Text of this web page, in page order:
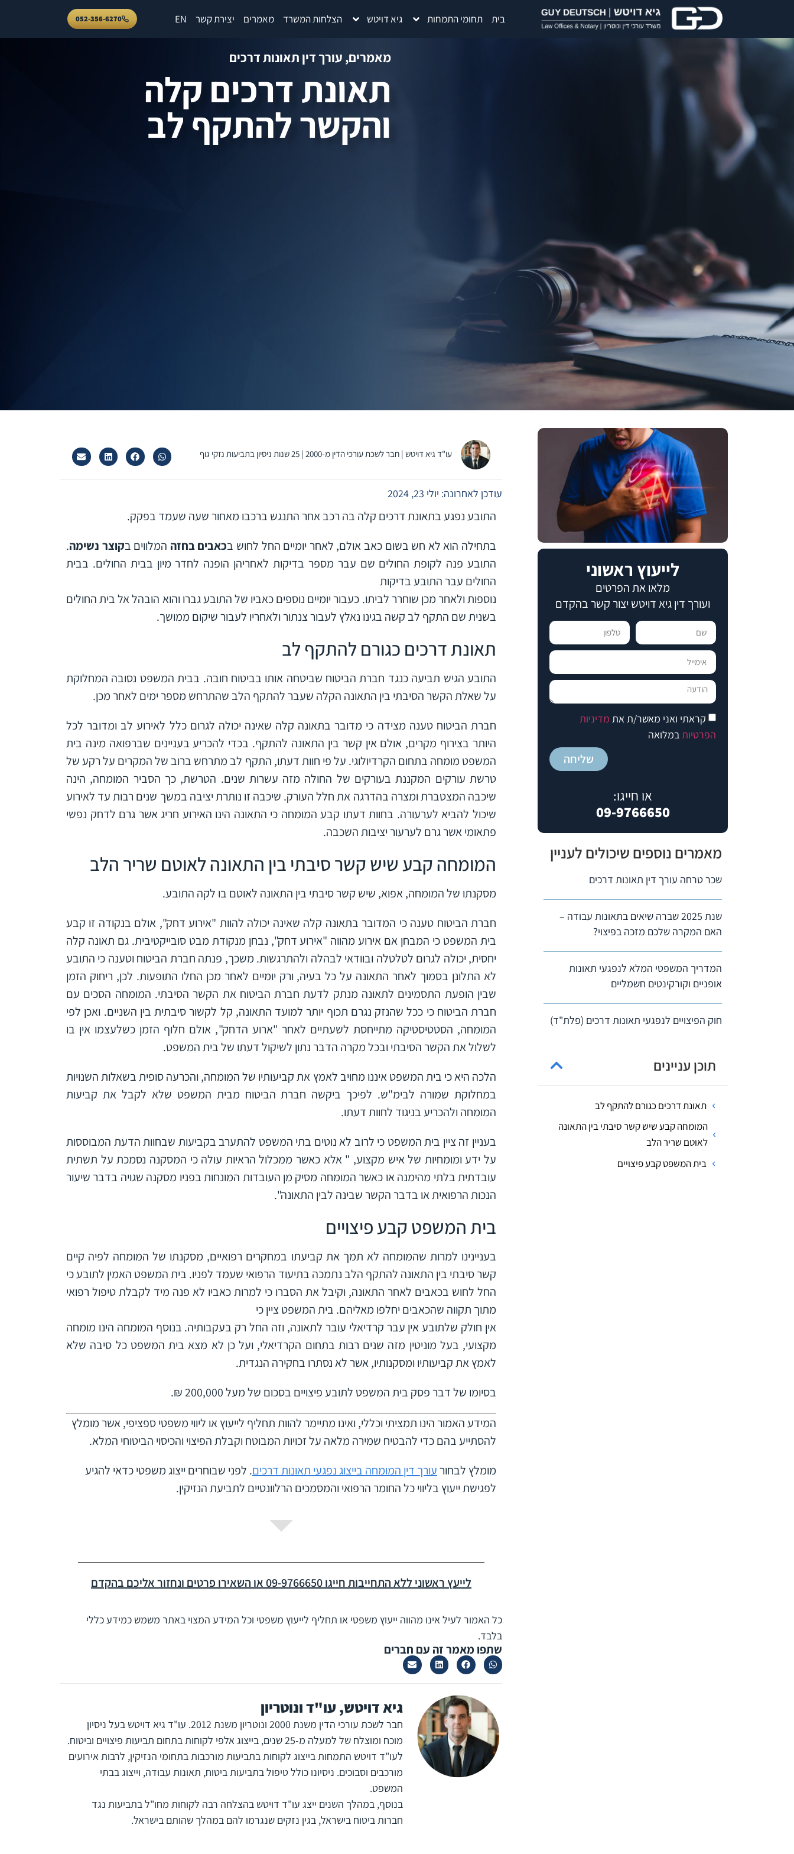
בית תחומי התמחות גיא דויטש הצלחות המשרד מאמרים יצירת קשר EN
052-356-6270
מאמרים, עורך דין תאונות דרכים
תאונת דרכים קלה
והקשר להתקף לב
עו"ד גיא דויטש | חבר לשכת עורכי הדין מ-2000 | 25 שנות ניסיון בתביעות נזקי גוף
עודכן לאחרונה: יולי 23, 2024
התובע נפגע בתאונת דרכים קלה בה רכב אחר התנגש ברכבו מאחור שעה שעמד בפקק.
בתחילה הוא לא חש בשום כאב אולם, לאחר יומיים החל לחוש בכאבים בחזה המלווים בקוצר נשימה.
התובע פנה לקופת החולים שם עבר מספר בדיקות לאחריהן הופנה לחדר מיון בבית החולים. בבית
החולים עבר התובע בדיקות
נוספות ולאחר מכן שוחרר לביתו. כעבור יומיים נוספים כאביו של התובע גברו והוא הובהל אל בית החולים
בשנית שם התקף לב קשה בגינו נאלץ לעבור צנתור ולאחריו לעבור שיקום ממושך.
תאונת דרכים כגורם להתקף לב
התובע הגיש תביעה כנגד חברת הביטוח שביטחה אותו בביטוח חובה. בבית המשפט נסובה המחלוקת
על שאלת הקשר הסיבתי בין התאונה הקלה שעבר להתקף הלב שהתרחש מספר ימים לאחר מכן.
חברת הביטוח טענה מצידה כי מדובר בתאונה קלה שאינה יכולה לגרום כלל לאירוע לב ומדובר לכל
היותר בצירוף מקרים, אולם אין קשר בין התאונה להתקף. בכדי להכריע בעניינים שברפואה מינה בית
המשפט מומחה בתחום הקרדיולוגי. על פי חוות דעתו, התקף לב מתרחש ברוב של המקרים על רקע של
טרשת עורקים המקננת בעורקים של החולה מזה עשרות שנים. הטרשת, כך הסביר המומחה, הינה
שיכבה המצטברת ומצרה בהדרגה את חלל העורק. שיכבה זו נותרת יציבה במשך שנים רבות עד לאירוע
שיכול להביא לערעורה. בחוות דעתו קבע המומחה כי התאונה הינו האירוע חריג אשר גרם לדחק נפשי
פתאומי אשר גרם לערעור יציבות השכבה.
המומחה קבע שיש קשר סיבתי בין התאונה לאוטם שריר הלב
מסקנתו של המומחה, אפוא, שיש קשר סיבתי בין התאונה לאוטם בו לקה התובע.
חברת הביטוח טענה כי המדובר בתאונה קלה שאינה יכולה להוות "אירוע דחק", אולם בנקודה זו קבע
בית המשפט כי המבחן אם אירוע מהווה "אירוע דחק", נבחן מנקודת מבט סובייקטיבית. גם תאונה קלה
יחסית, יכולה לגרום לטלטלה ובוודאי לבהלה ולהתרגשות. משכך, פנתה חברת הביטוח וטענה כי התובע
לא התלונן בסמוך לאחר התאונה על כל בעיה, ורק יומיים לאחר מכן החלו התופעות. לכן, ריחוק הזמן
שבין הופעת התסמינים לתאונה מנתק לדעת חברת הביטוח את הקשר הסיבתי. המומחה הסכים עם
חברת הביטוח כי ככל שהנזק נגרם תכוף יותר למועד התאונה, קל לקשור סיבתית בין השניים. ואכן לפי
המומחה, הסטטיסטיקה מתייחסת לשעתיים לאחר "ארוע הדחק", אולם חלוף הזמן כשלעצמו אין בו
לשלול את הקשר הסיבתי ובכל מקרה הדבר נתון לשיקול דעתו של בית המשפט.
הלכה היא כי בית המשפט איננו מחויב לאמץ את קביעותיו של המומחה, והכרעה סופית בשאלות השנויות
במחלוקת שמורה לבימ"ש. לפיכך ביקשה חברת הביטוח מבית המשפט שלא לקבל את קביעות
המומחה ולהכריע בניגוד לחוות דעתו.
בעניין זה ציין בית המשפט כי לרוב לא נוטים בתי המשפט להתערב בקביעות שבחוות הדעת המבוססות
על ידע ומומחיות של איש מקצוע, " אלא כאשר ממכלול הראיות עולה כי המסקנה נסמכת על תשתית
עובדתית בלתי מהימנה או כאשר המומחה מסיק מן העובדות המונחות בפניו מסקנה שגויה בדבר שיעור
הנכות הרפואית או בדבר הקשר שבינה לבין התאונה".
בית המשפט קבע פיצויים
בעניינינו למרות שהמומחה לא תמך את קביעתו במחקרים רפואיים, מסקנתו של המומחה לפיה קיים
קשר סיבתי בין התאונה להתקף הלב נתמכה בתיעוד הרפואי שעמד לפניו. בית המשפט האמין לתובע כי
החל לחוש בכאבים לאחר התאונה, וקיבל את הסברו כי למרות כאביו לא פנה מיד לקבלת טיפול רפואי
מתוך תקווה שהכאבים יחלפו מאליהם. בית המשפט ציין כי
אין חולק שלתובע אין עבר קרדיאלי עובר לתאונה, וזה החל רק בעקבותיה. בנוסף המומחה הינו מומחה
מקצועי, בעל מוניטין מזה שנים רבות בתחום הקרדיאלי, ועל כן לא מצא בית המשפט כל סיבה שלא
לאמץ את קביעותיו ומסקנותיו, אשר לא נסתרו בחקירה הנגדית.
בסיומו של דבר פסק בית המשפט לתובע פיצויים בסכום של מעל 200,000 ₪.
המידע האמור הינו תמציתי וכללי, ואינו מתיימר להוות תחליף לייעוץ או ליווי משפטי ספציפי, אשר מומלץ
להסתייע בהם כדי להבטיח שמירה מלאה על זכויות המבוטח וקבלת הפיצוי והכיסוי הביטוחי המלא.
מומלץ לבחורעורך דין המומחה בייצוג נפגעי תאונות דרכים. לפני שבוחרים ייצוג משפטי כדאי להגיע
לפגישת ייעוץ בליווי כל החומר הרפואי והמסמכים הרלוונטיים לתביעת הנזיקין.
לייעץ ראשוני ללא התחייבות חייגו 09-9766650 או השאירו פרטים ונחזור אליכם בהקדם
כל האמור לעיל אינו מהווה ייעוץ משפטי או תחליף לייעוץ משפטי וכל המידע המצוי באתר משמש כמידע כללי
בלבד.
שתפו מאמר זה עם חברים
גיא דויטש, עו"ד ונוטריון
חבר לשכת עורכי הדין משנת 2000 ונוטריון משנת 2012. עו"ד גיא דויטש בעל ניסיון
מוכח ומוצלח של למעלה מ-25 שנים, בייצוג אלפי לקוחות בתחום תביעות פיצויים וביטוח.
לעו"ד דויטש התמחות בייצוג לקוחות בתביעות מורכבות בתחומי הנזיקין, לרבות אירועים
מורכבים וסבוכים. ניסיונו כולל טיפול בתביעות ביטוח, תאונות עבודה, וייצוג בבתי
המשפט.
בנוסף, במהלך השנים ייצג עו"ד דויטש בהצלחה רבה לקוחות מחו"ל בתביעות נגד
חברות ביטוח בישראל, בגין נזקים שנגרמו להם במהלך שהותם בישראל.
לייעוץ ראשוני
מלאו את הפרטים
ועורך דין גיא דויטש יצור קשר בהקדם​​
קראתי ואני מאשר/ת את מדיניות
הפרטיות במלואה
שליחה
או חייגו:
09-9766650
מאמרים נוספים שיכולים לעניין
שכר טרחה עורך דין תאונות דרכים
שנת 2025 שברה שיאים בתאונות עבודה –
האם המקרה שלכם מזכה בפיצוי?
המדריך המשפטי המלא לנפגעי תאונות
אופניים וקורקינטים חשמליים
חוק הפיצויים לנפגעי תאונות דרכים (פלת"ד)
תוכן עניינים
תאונת דרכים כגורם להתקף לב
המומחה קבע שיש קשר סיבתי בין התאונה
לאוטם שריר הלב
בית המשפט קבע פיצויים